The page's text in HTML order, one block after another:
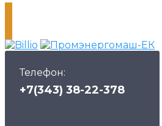
Телефон:
+7(343) 38-22-378